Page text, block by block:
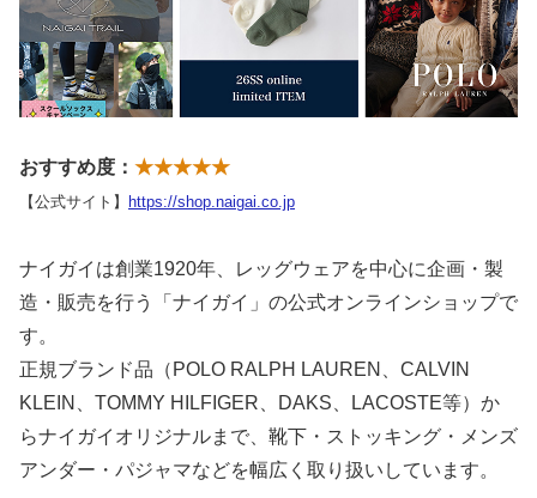
おすすめ度： ★★★★★
【公式サイト】 https://shop.naigai.co.jp
ナイガイは創業1920年、レッグウェアを中心に企画・製
造・販売を行う「ナイガイ」の公式オンラインショップで
す。
正規ブランド品（POLO RALPH LAUREN、CALVIN
KLEIN、TOMMY HILFIGER、DAKS、LACOSTE等）か
らナイガイオリジナルまで、靴下・ストッキング・メンズ
アンダー・パジャマなどを幅広く取り扱いしています。